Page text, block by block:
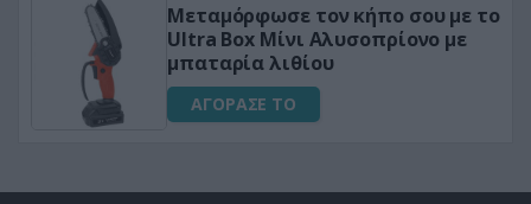
Μεταμόρφωσε τον κήπο σου με το
Ultra Box Μίνι Αλυσοπρίονο με
μπαταρία λιθίου
ΑΓΟΡΑΣΕ ΤΟ